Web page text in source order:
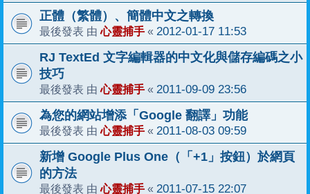
正體（繁體）、簡體中文之轉換
最後發表 由心靈捕手 « 2012-01-17 11:53
RJ TextEd 文字編輯器的中文化與儲存編碼之小
技巧
最後發表 由心靈捕手 « 2011-09-09 23:56
為您的網站增添「Google 翻譯」功能
最後發表 由心靈捕手 « 2011-08-03 09:59
新增 Google Plus One（「+1」按鈕）於網頁
的方法
最後發表 由心靈捕手 « 2011-07-15 22:07